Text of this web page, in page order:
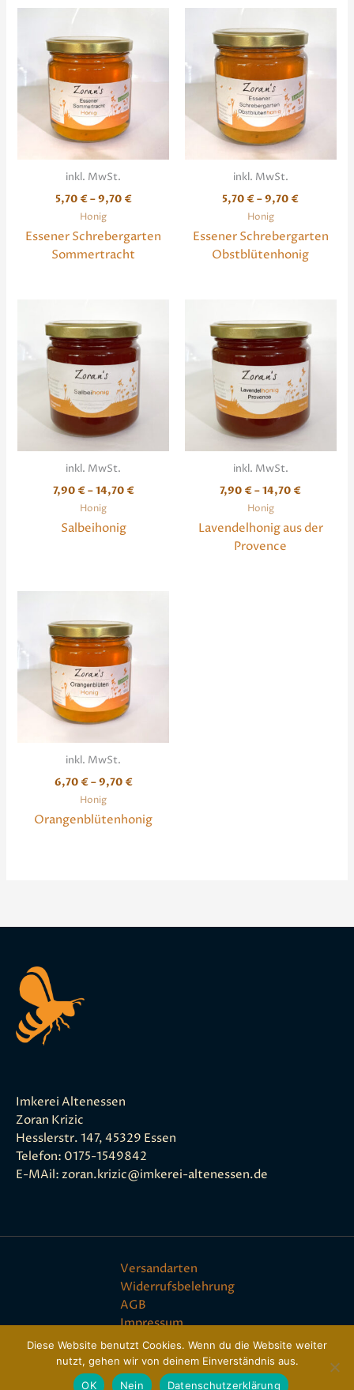
inkl. MwSt.
5,70 €–9,70 €
Honig
Essener Schrebergarten
Sommertracht
inkl. MwSt.
5,70 €–9,70 €
Honig
Essener Schrebergarten
Obstblütenhonig
inkl. MwSt.
7,90 €–14,70 €
Honig
Salbeihonig
inkl. MwSt.
7,90 €–14,70 €
Honig
Lavendelhonig aus der
Provence
inkl. MwSt.
6,70 €–9,70 €
Honig
Orangenblütenhonig
Imkerei Altenessen
Zoran Krizic
Hesslerstr. 147, 45329 Essen
Telefon: 0175-1549842
E-MAil: zoran.krizic@imkerei-altenessen.de
Versandarten
Widerrufsbelehrung
AGB
Impressum
Datenschutz
Copyright © bienenbedarf24 - 2025
Diese Website benutzt Cookies. Wenn du die Website weiter
nutzt, gehen wir von deinem Einverständnis aus.
OK
Nein Datenschutzerklärung